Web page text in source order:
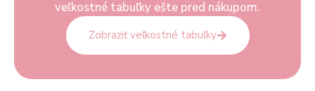
veľkostné tabuľky ešte pred nákupom.
Zobraziť veľkostné tabuľky